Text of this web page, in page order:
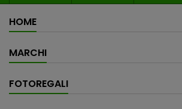
HOME
MARCHI
FOTOREGALI